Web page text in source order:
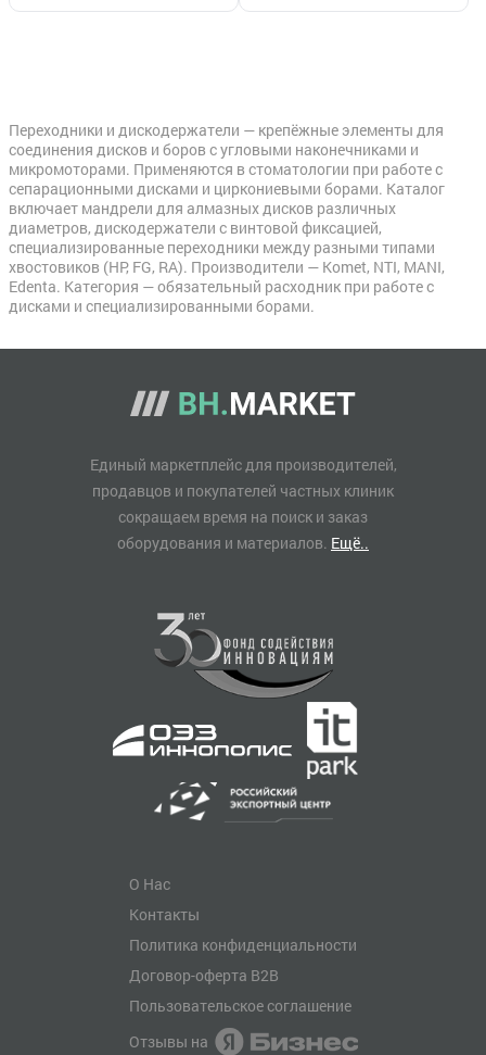
Переходники и дискодержатели — крепёжные элементы для
соединения дисков и боров с угловыми наконечниками и
микромоторами. Применяются в стоматологии при работе с
сепарационными дисками и циркониевыми борами. Каталог
включает мандрели для алмазных дисков различных
диаметров, дискодержатели с винтовой фиксацией,
специализированные переходники между разными типами
хвостовиков (HP, FG, RA). Производители — Komet, NTI, MANI,
Edenta. Категория — обязательный расходник при работе с
дисками и специализированными борами.
Единый маркетплейс для производителей,
продавцов и покупателей частных клиник
сокращаем время на поиск и заказ
оборудования и материалов. Ещё..
О Нас
Контакты
Политика конфиденциальности
Договор-оферта B2B
Пользовательское соглашение
Отзывы на